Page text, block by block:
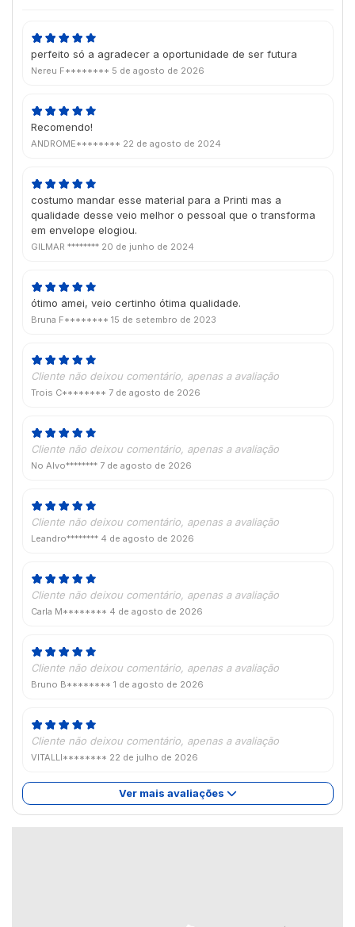
perfeito só a agradecer a oportunidade de ser futura
Nereu F******** 5 de agosto de 2026
Recomendo!
ANDROME******** 22 de agosto de 2024
costumo mandar esse material para a Printi mas a
qualidade desse veio melhor o pessoal que o transforma
em envelope elogiou.
GILMAR ******** 20 de junho de 2024
ótimo amei, veio certinho ótima qualidade.
Bruna F******** 15 de setembro de 2023
Cliente não deixou comentário, apenas a avaliação
Trois C******** 7 de agosto de 2026
Cliente não deixou comentário, apenas a avaliação
No Alvo******** 7 de agosto de 2026
Cliente não deixou comentário, apenas a avaliação
Leandro******** 4 de agosto de 2026
Cliente não deixou comentário, apenas a avaliação
Carla M******** 4 de agosto de 2026
Cliente não deixou comentário, apenas a avaliação
Bruno B******** 1 de agosto de 2026
Cliente não deixou comentário, apenas a avaliação
VITALLI******** 22 de julho de 2026
Ver mais avaliações